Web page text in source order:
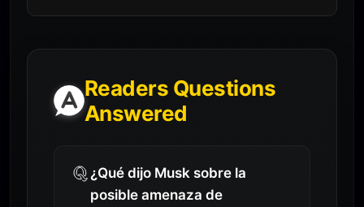
Readers Questions
Answered
¿Qué dijo Musk sobre la
posible amenaza de